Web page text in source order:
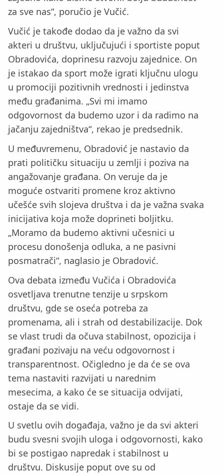
za sve nas“, poručio je Vučić.
Vučić je takođe dodao da je važno da svi
akteri u društvu, uključujući i sportiste poput
Obradovića, doprinesu razvoju zajednice. On
je istakao da sport može igrati ključnu ulogu
u promociji pozitivnih vrednosti i jedinstva
među građanima. „Svi mi imamo
odgovornost da budemo uzor i da radimo na
jačanju zajedništva“, rekao je predsednik.
U međuvremenu, Obradović je nastavio da
prati političku situaciju u zemlji i poziva na
angažovanje građana. On veruje da je
moguće ostvariti promene kroz aktivno
učešće svih slojeva društva i da je važna svaka
inicijativa koja može doprineti boljitku.
„Moramo da budemo aktivni učesnici u
procesu donošenja odluka, a ne pasivni
posmatrači“, naglasio je Obradović.
Ova debata između Vučića i Obradovića
osvetljava trenutne tenzije u srpskom
društvu, gde se oseća potreba za
promenama, ali i strah od destabilizacije. Dok
se vlast trudi da očuva stabilnost, opozicija i
građani pozivaju na veću odgovornost i
transparentnost. Očigledno je da će se ova
tema nastaviti razvijati u narednim
mesecima, a kako će se situacija odvijati,
ostaje da se vidi.
U svetlu ovih događaja, važno je da svi akteri
budu svesni svojih uloga i odgovornosti, kako
bi se postigao napredak i stabilnost u
društvu. Diskusije poput ove su od